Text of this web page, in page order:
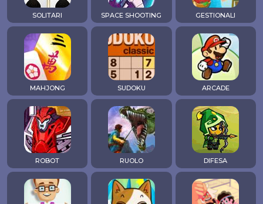
SOLITARI SPACE SHOOTING GESTIONALI
MAHJONG SUDOKU ARCADE
ROBOT RUOLO DIFESA